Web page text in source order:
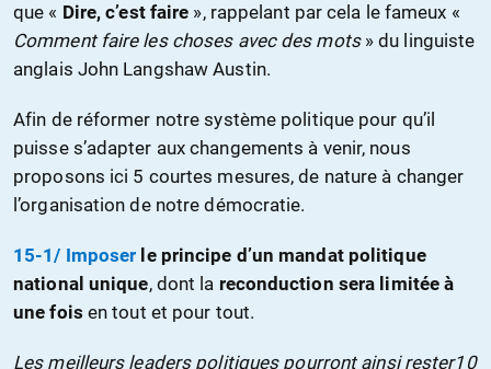
que « Dire, c’est faire », rappelant par cela le fameux «
Comment faire les choses avec des mots» du linguiste
anglais John Langshaw Austin.
Afin de réformer notre système politique pour qu’il
puisse s’adapter aux changements à venir, nous
proposons ici 5 courtes mesures, de nature à changer
l’organisation de notre démocratie.
15-1/ Imposer le principe d’un mandat politique
national unique, dont la reconduction sera limitée à
une fois en tout et pour tout.
Les meilleurs leaders politiques pourront ainsi rester10